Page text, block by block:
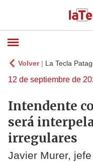
Volver| La Tecla
12 de septiembre de
Intendente
será
irregulares
Javier Murer,